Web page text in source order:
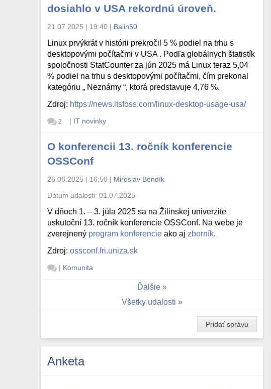
dosiahlo v USA rekordnú úroveň.
21.07.2025 | 19:40 | Balin50
Linux prvýkrát v histórii prekročil 5 % podiel na trhu s
desktopovými počítačmi v USA . Podľa globálnych štatistík
spoločnosti StatCounter za jún 2025 má Linux teraz 5,04
% podiel na trhu s desktopovými počítačmi, čím prekonal
kategóriu „ Neznámy “, ktorá predstavuje 4,76 %.
Zdroj: https://news.itsfoss.com/linux-desktop-usage-usa/
2 | IT novinky
O konferencii 13. ročník konferencie
OSSConf
26.06.2025 | 16:50 | Miroslav Bendík
Dátum udalosti:01.07.2025
V dňoch 1. – 3. júla 2025 sa na Žilinskej univerzite
uskutoční 13. ročník konferencie OSSConf. Na webe je
zverejnený program konferencie ako aj zborník.
Zdroj:ossconf.fri.uniza.sk
| Komunita
Ďalšie
Všetky udalosti
Pridať správu
Anketa